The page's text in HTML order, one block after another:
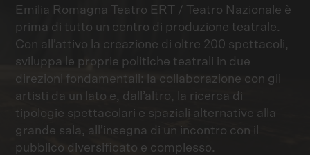
Emilia Romagna Teatro ERT / Teatro Nazionale è
prima di tutto un centro di produzione teatrale.
Con all’attivo la creazione di oltre 200 spettacoli,
sviluppa le proprie politiche teatrali in due
direzioni fondamentali: la collaborazione con gli
artisti da un lato e, dall’altro, la ricerca di
tipologie spettacolari e spaziali alternative alla
grande sala, all’insegna di un incontro con il
pubblico diversificato e complesso.